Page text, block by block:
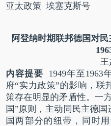
亚太政策 埃塞克斯号
阿登纳时期联邦德国 对民
王
内容提要 1949年至1963
府“实力政策”的影响，联
策存在明显的矛盾性。一
国”原则，主动同民主德
国两部分的纽带，同时